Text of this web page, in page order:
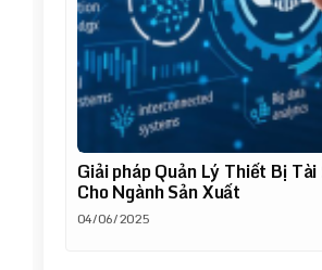
Giải pháp Quản Lý Thiết Bị
Cho Ngành Sản Xuất
04/06/2025